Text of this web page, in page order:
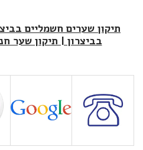
תיקון שערים חשמליים
בביצרון | תיקון שער